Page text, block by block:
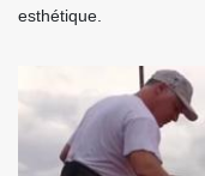
esthétique.